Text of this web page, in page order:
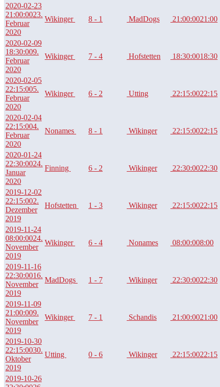
2020-02-23
21:00:0023.
Februar
2020
Wikinger 8 - 1 MadDogs 21:00:0021:00
2020-02-09
18:30:009.
Februar
2020
Wikinger 7 - 4 Hofstetten 18:30:0018:30
2020-02-05
22:15:005.
Februar
2020
Wikinger 6 - 2 Utting 22:15:0022:15
2020-02-04
22:15:004.
Februar
2020
Nonames 8 - 1 Wikinger 22:15:0022:15
2020-01-24
22:30:0024.
Januar
2020
Finning 6 - 2 Wikinger 22:30:0022:30
2019-12-02
22:15:002.
Dezember
2019
Hofstetten 1 - 3 Wikinger 22:15:0022:15
2019-11-24
08:00:0024.
November
2019
Wikinger 6 - 4 Nonames 08:00:008:00
2019-11-16
22:30:0016.
November
2019
MadDogs 1 - 7 Wikinger 22:30:0022:30
2019-11-09
21:00:009.
November
2019
Wikinger 7 - 1 Schandis 21:00:0021:00
2019-10-30
22:15:0030.
Oktober
2019
Utting 0 - 6 Wikinger 22:15:0022:15
2019-10-26